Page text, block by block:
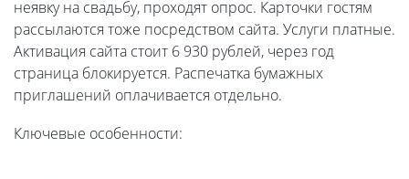
неявку на свадьбу, проходят опрос. Карточки гостям
рассылаются тоже посредством сайта. Услуги платные.
Активация сайта стоит 6 930 рублей, через год
страница блокируется. Распечатка бумажных
приглашений оплачивается отдельно.
Ключевые особенности: